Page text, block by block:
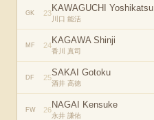
GK 23KAWAGUCHI Yoshikatsu
川口 能活
MF 24KAGAWA Shinji
香川 真司
DF 25SAKAI Gotoku
酒井 高徳
FW 26NAGAI Kensuke
永井 謙佑